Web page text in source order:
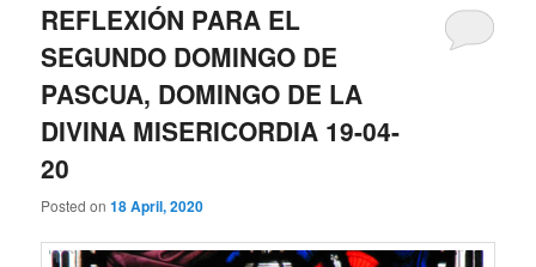
REFLEXIÓN PARA EL
SEGUNDO DOMINGO DE
PASCUA, DOMINGO DE LA
DIVINA MISERICORDIA 19-04-
20
Posted on18 April, 2020